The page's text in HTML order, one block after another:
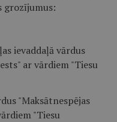
grozījumus:
ievaddaļā vārdus
ar vārdiem "Tiesu
"Maksātnespējas
"Tiesu